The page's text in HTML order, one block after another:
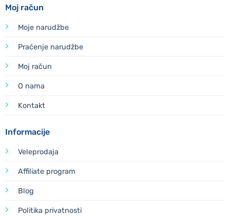
Moj račun
Moje narudžbe
Praćenje narudžbe
Moj račun
O nama
Kontakt
Informacije
Veleprodaja
Affiliate program
Blog
Politika privatnosti